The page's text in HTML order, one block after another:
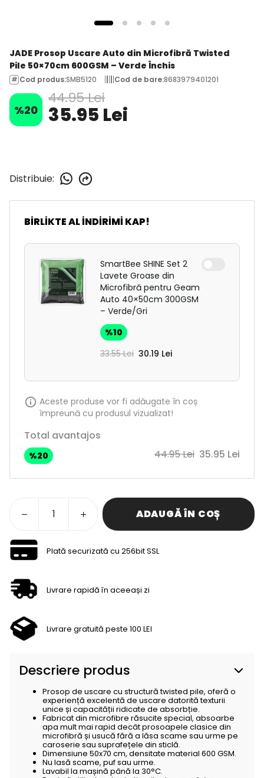
JADE Prosop Uscare Auto din Microfibră Twisted
Pile 50×70cm 600GSM – Verde Închis
Cod produs:SMB5120 Cod de bare:8683979401201
%20
44.95 Lei
35.95 Lei
Distribuie:
BİRLİKTE AL İNDİRİMİ KAP!
SmartBee SHINE Set 2
Lavete Groase din
Microfibră pentru Geam
Auto 40×50cm 300GSM
– Verde/Gri
%10
33.55 Lei 30.19 Lei
Aceste produse vor fi adăugate în coș
împreună cu produsul vizualizat!
Total avantajos
%20 44.95 Lei 35.95 Lei
ADAUGĂ ÎN COȘ
Plată securizată cu 256bit SSL
Livrare rapidă în aceeași zi
Livrare gratuită peste 100 LEI
Descriere produs
Prosop de uscare cu structură twisted pile, oferă o
experiență excelentă de uscare datorită texturii
unice și capacității ridicate de absorbție.
Fabricat din microfibre răsucite special, absoarbe
apa mult mai rapid decât prosoapele clasice din
microfibră și usucă fără a lăsa scame sau urme pe
caroserie sau suprafețele din sticlă.
Dimensiune 50x70 cm, densitate material 600 GSM.
Nu lasă scame, puf sau urme.
Lavabil la mașină până la 30°C.